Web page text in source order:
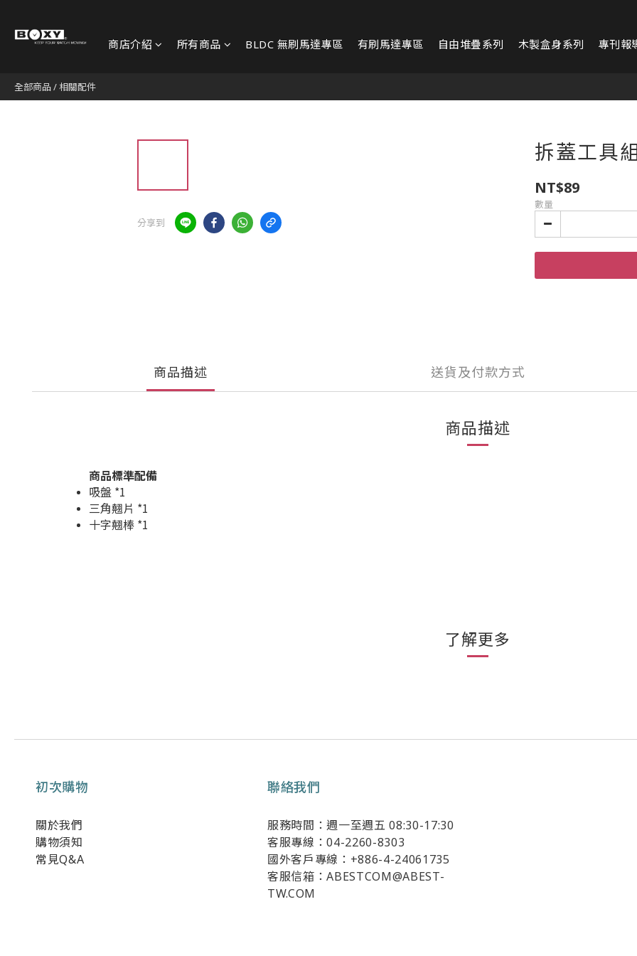
商店介紹 所有商品 BLDC 無刷馬達專區 有刷馬達專區 自由堆疊系列 木製盒身系列 專刊報
全部商品/相關配件
分享到
拆蓋工具
NT$89
數量
商品描述 送貨及付款方式
商品描述
商品標準配備
吸盤 *1
三角翹片 *1
十字翹棒 *1
了解更多
初次購物
關於我們
購物須知
常見Q&A
聯絡我們
服務時間：週一至週五 08:30-17:30
客服專線：04-2260-8303
國外客戶專線：+886-4-24061735
客服信箱：ABESTCOM@ABEST-
TW.COM